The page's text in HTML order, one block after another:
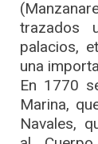
trazados
palacios,
una
En 1770
Marina,
Navales,